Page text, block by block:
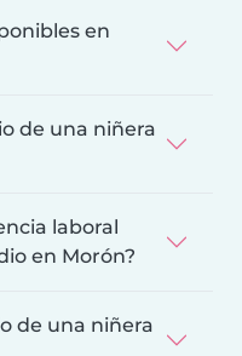
en
de una niñera
laboral
en Morón?
de una niñera